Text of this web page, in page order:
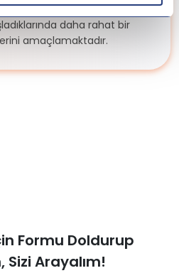
ve Danimarka'da
daha rahat bir
amaçlamaktadır.
Formu Doldurup
Sizi Arayalım!